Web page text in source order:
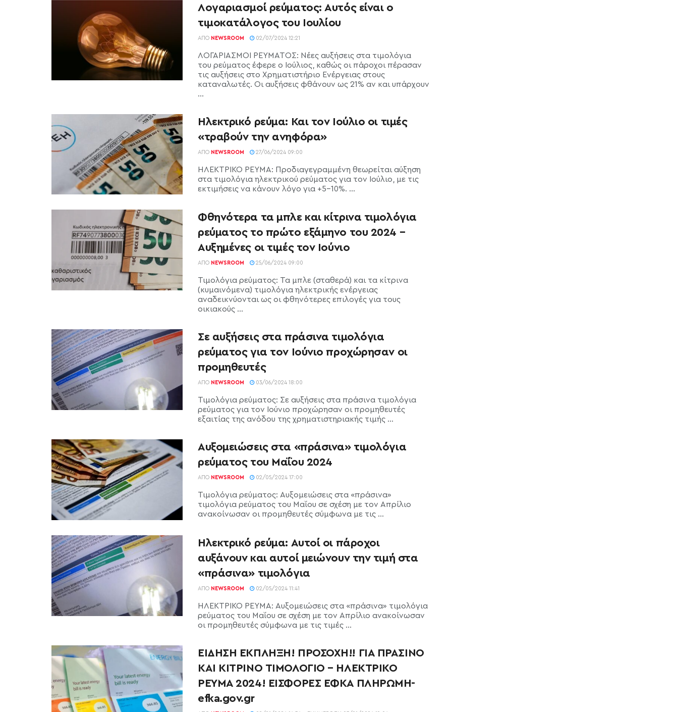
Λογαριασμοί ρεύματος: Αυτός είναι ο
τιμοκατάλογος του Ιουλίου
ΑΠΌ NEWSROOM 02/07/2024 12:21
ΛΟΓΑΡΙΑΣΜΟΙ ΡΕΥΜΑΤΟΣ: Νέες αυξήσεις στα τιμολόγια
του ρεύματος έφερε ο Ιούλιος, καθώς οι πάροχοι πέρασαν
τις αυξήσεις στο Χρηματιστήριο Ενέργειας στους
καταναλωτές. Οι αυξήσεις φθάνουν ως 21% αν και υπάρχουν
...
Ηλεκτρικό ρεύμα: Και τον Ιούλιο οι τιμές
«τραβούν την ανηφόρα»
ΑΠΌ NEWSROOM 27/06/2024 09:00
ΗΛΕΚΤΡΙΚΟ ΡΕΥΜΑ: Προδιαγεγραμμένη θεωρείται αύξηση
στα τιμολόγια ηλεκτρικού ρεύματος για τον Ιούλιο, με τις
εκτιμήσεις να κάνουν λόγο για +5-10%. ...
Φθηνότερα τα μπλε και κίτρινα τιμολόγια
ρεύματος το πρώτο εξάμηνο του 2024 –
Αυξημένες οι τιμές τον Ιούνιο
ΑΠΌ NEWSROOM 25/06/2024 09:00
Τιμολόγια ρεύματος: Τα μπλε (σταθερά) και τα κίτρινα
(κυμαινόμενα) τιμολόγια ηλεκτρικής ενέργειας
αναδεικνύονται ως οι φθηνότερες επιλογές για τους
οικιακούς ...
Σε αυξήσεις στα πράσινα τιμολόγια
ρεύματος για τον Ιούνιο προχώρησαν οι
προμηθευτές
ΑΠΌ NEWSROOM 03/06/2024 18:00
Τιμολόγια ρεύματος: Σε αυξήσεις στα πράσινα τιμολόγια
ρεύματος για τον Ιούνιο προχώρησαν οι προμηθευτές
εξαιτίας της ανόδου της χρηματιστηριακής τιμής ...
Αυξομειώσεις στα «πράσινα» τιμολόγια
ρεύματος του Μαΐου 2024
ΑΠΌ NEWSROOM 02/05/2024 17:00
Τιμολόγια ρεύματος: Αυξομειώσεις στα «πράσινα»
τιμολόγια ρεύματος του Μαΐου σε σχέση με τον Απρίλιο
ανακοίνωσαν οι προμηθευτές σύμφωνα με τις ...
Ηλεκτρικό ρεύμα: Αυτοί οι πάροχοι
αυξάνουν και αυτοί μειώνουν την τιμή στα
«πράσινα» τιμολόγια
ΑΠΌ NEWSROOM 02/05/2024 11:41
ΗΛΕΚΤΡΙΚΟ ΡΕΥΜΑ: Αυξομειώσεις στα «πράσινα» τιμολόγια
ρεύματος του Μαΐου σε σχέση με τον Απρίλιο ανακοίνωσαν
οι προμηθευτές σύμφωνα με τις τιμές ...
ΕΙΔΗΣΗ ΕΚΠΛΗΞΗ! ΠΡΟΣΟΧΗ!! ΓΙΑ ΠΡΑΣΙΝΟ
ΚΑΙ ΚΙΤΡΙΝΟ ΤΙΜΟΛΟΓΙΟ – ΗΛΕΚΤΡΙΚΟ
ΡΕΥΜΑ 2024! ΕΙΣΦΟΡΕΣ ΕΦΚΑ ΠΛΗΡΩΜΗ-
efka.gov.gr